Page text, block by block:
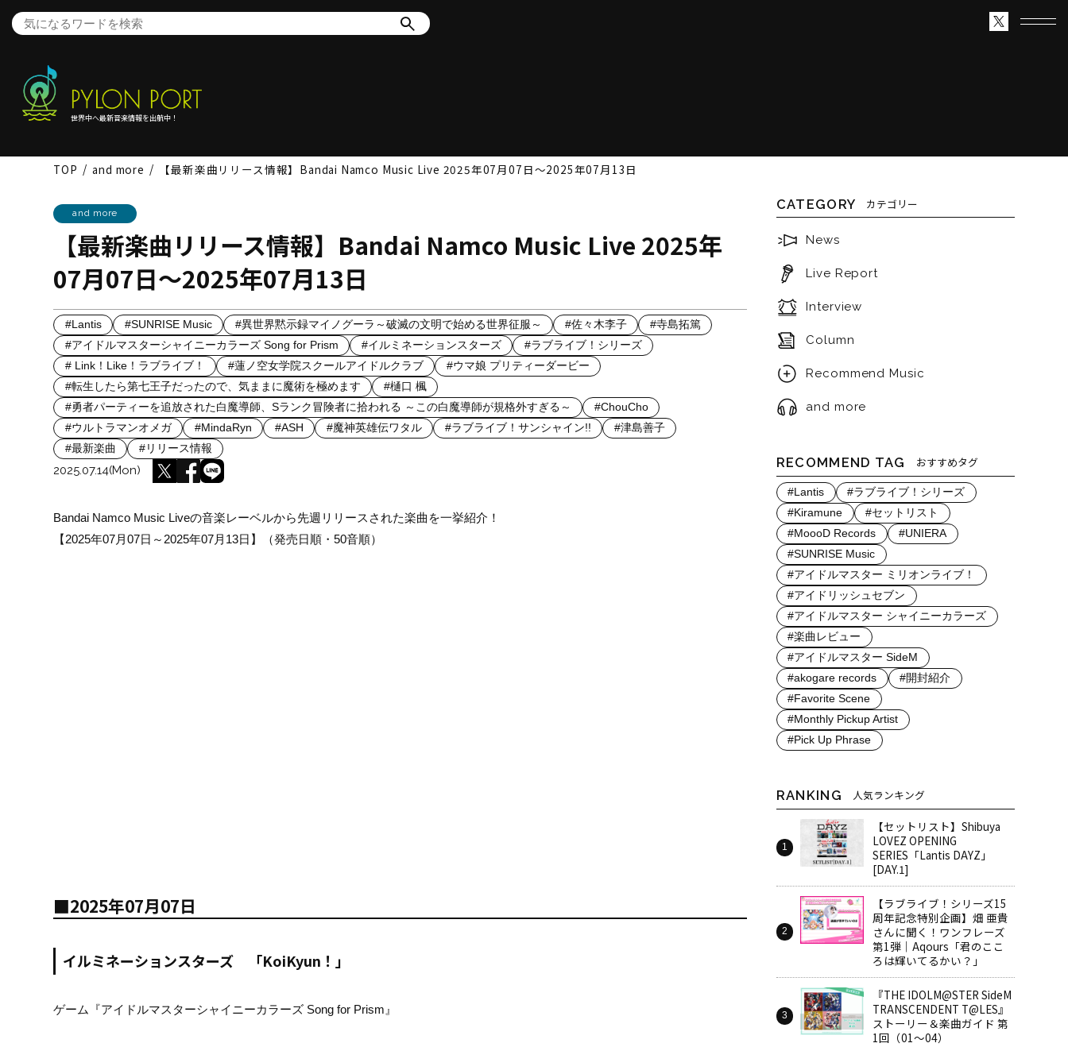
世界中へ最新音楽情報を出航中！
TOP and more 【最新楽曲リリース情報】Bandai Namco Music Live 2025年07月07日～2025年07月13日
and more
【最新楽曲リリース情報】Bandai Namco Music Live 2025年
07月07日～2025年07月13日
#Lantis #SUNRISE Music #異世界黙示録マイノグーラ～破滅の文明で始める世界征服～ #佐々木李子
#寺島拓篤
#アイドルマスターシャイニーカラーズ Song for Prism
#イルミネーションスターズ
#ラブライブ！シリーズ
# Link！Like！ラブライブ！
#蓮ノ空女学院スクールアイドルクラブ
#ウマ娘 プリティーダービー
#転生したら第七王子だったので、気ままに魔術を極めます
#樋口 楓
#勇者パーティーを追放された白魔導師、Sランク冒険者に拾われる ～この白魔導師が規格外すぎる～
#ChouCho
#ウルトラマンオメガ
#MindaRyn #ASH #魔神英雄伝ワタル #ラブライブ！サンシャイン!!
#津島善子
#最新楽曲
#リリース情報
2025.07.14(Mon)
Bandai Namco Music Liveの音楽レーベルから先週リリースされた楽曲を一挙紹介！
【2025年07月07日～2025年07月13日】（発売日順・50音順）
■2025年07月07日
イルミネーションスターズ 「KoiKyun！」
ゲーム『アイドルマスターシャイニーカラーズ Song for Prism』
CATEGORY カテゴリー
News
Live Report
Interview
Column
Recommend Music
and more
RECOMMEND TAG おすすめタグ
#Lantis
#ラブライブ！シリーズ
#Kiramune
#セットリスト
#MoooD Records
#UNIERA
#SUNRISE Music
#アイドルマスター ミリオンライブ！
#アイドリッシュセブン
#アイドルマスター シャイニーカラーズ
#楽曲レビュー
#アイドルマスター SideM
#akogare records
#開封紹介
#Favorite Scene
#Monthly Pickup Artist
#Pick Up Phrase
RANKING 人気ランキング
【セットリスト】Shibuya
LOVEZ OPENING
SERIES「Lantis DAYZ」
[DAY.1]
【ラブライブ！シリーズ15
周年記念特別企画】畑 亜貴
さんに聞く！ワンフレーズ
第1弾｜Aqours「君のここ
ろは輝いてるかい？」
『THE IDOLM@STER SideM
TRANSCENDENT T@LES』
ストーリー＆楽曲ガイド 第
1回（01～04）